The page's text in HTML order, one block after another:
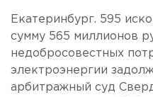
Екатеринбург. 595
сумму 565 миллионов
недобросовестных
электроэнергии
арбитражный суд